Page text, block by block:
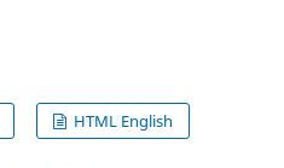
HTML English